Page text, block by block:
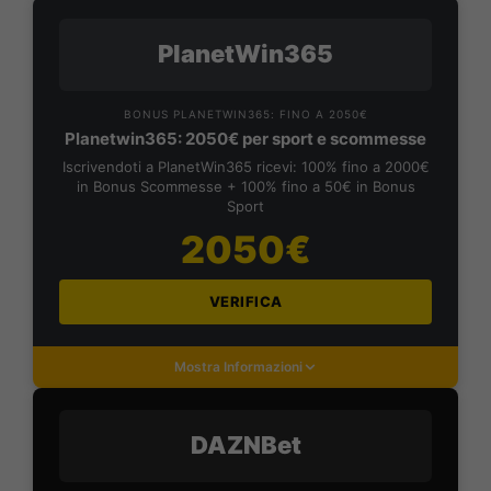
PlanetWin365
BONUS PLANETWIN365: FINO A 2050€
Planetwin365: 2050€ per sport e scommesse
Iscrivendoti a PlanetWin365 ricevi: 100% fino a 2000€
in Bonus Scommesse + 100% fino a 50€ in Bonus
Sport
2050€
VERIFICA
Mostra Informazioni
DAZNBet